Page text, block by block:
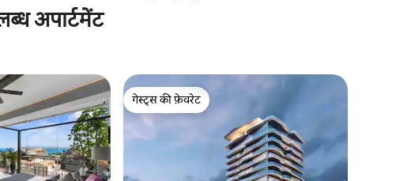
अपार्टमेंट
गेस्ट्स की फ़ेवरेट
गेस्ट्स की फ़ेवरेट